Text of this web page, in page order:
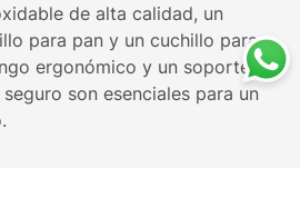
de alta calidad, un
para pan y un cuchillo para
ergonómico y un soporte
son esenciales para un